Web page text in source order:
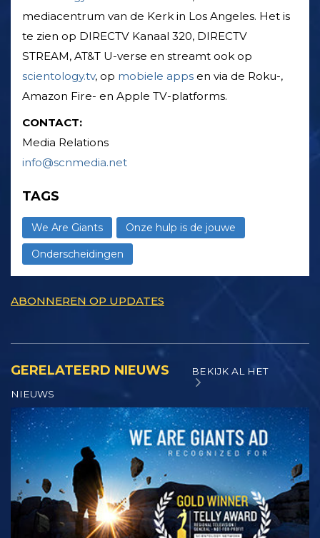
mediacentrum van de Kerk in Los Angeles. Het is
te zien op DIRECTV Kanaal 320, DIRECTV
STREAM, AT&T U-verse en streamt ook op
scientology.tv, op mobiele apps en via de Roku-,
Amazon Fire- en Apple TV-platforms.
CONTACT:
Media Relations
info@scnmedia.net
TAGS
We Are Giants Onze hulp is de jouwe
Onderscheidingen
ABONNEREN OP UPDATES
GERELATEERD NIEUWS
BEKIJK AL HET
NIEUWS